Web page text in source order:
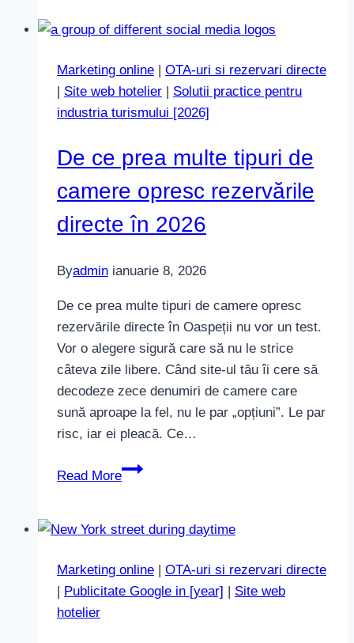
ul
nu
trebuie
să
bazeze
WhatsApp
pentru
Marketing online
OTA-uri si rezervari directe
Site web hotelier
Solutii practice pentru
industria turismului [2026]
De ce prea multe tipuri de
camere opresc rezervările
directe în 2026
Byadmin ianuarie 8, 2026
De ce prea multe tipuri de camere opresc
rezervările directe în Oaspeții nu vor un test.
Vor o alegere sigură care să nu le strice
câteva zile libere. Când site-ul tău îi cere să
decodeze zece denumiri de camere care
sună aproape la fel, nu le par „opțiuni”. Le par
risc, iar ei pleacă. Ce…
Read More
De
multe
de
camere
Marketing online | OTA-uri si rezervari directe
| Publicitate Google in [year] | Site web
hotelier